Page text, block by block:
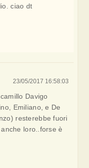
ciao dt
23/05/2017 16:58:03
Davigo
Emiliano, e De
resterebbe fuori
loro..forse è